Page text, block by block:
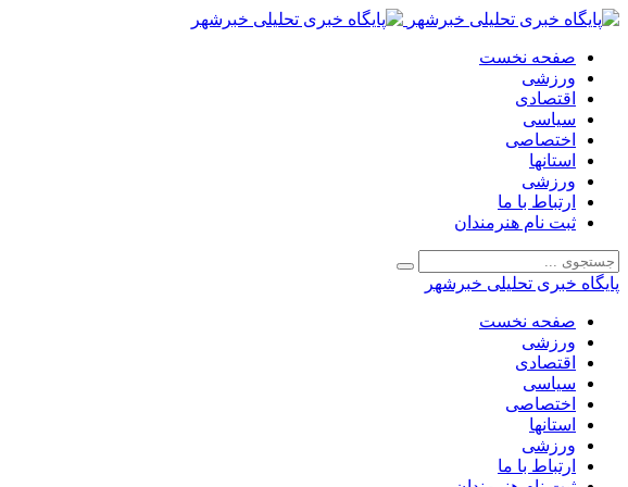
صفحه نخست
ورزشی
اقتصادی
سیاسی
اختصاصی
استانها
ورزشی
ارتباط با ما
ثبت نام هنرمندان
پایگاه خبری تحلیلی خبرشهر
صفحه نخست
ورزشی
اقتصادی
سیاسی
اختصاصی
استانها
ورزشی
ارتباط با ما